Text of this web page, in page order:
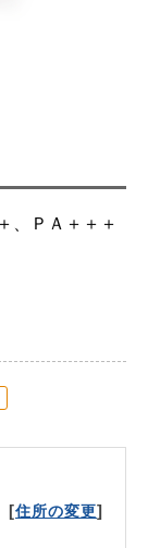
、ＰＡ＋＋＋
[住所の変更]